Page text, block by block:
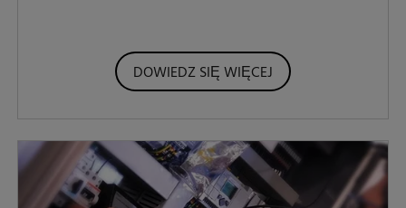
DOWIEDZ SIĘ WIĘCEJ